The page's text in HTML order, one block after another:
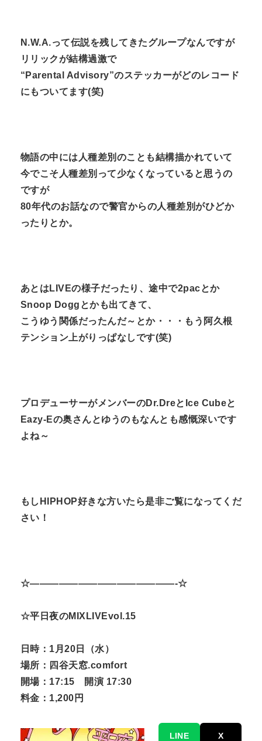
N.W.A.って伝説を残してきたグループなんですが
リリックが結構過激で
“Parental Advisory”のステッカーがどのレコード
にもついてます(笑)
物語の中には人種差別のことも結構描かれていて
今でこそ人種差別って少なくなっていると思うの
ですが
80年代のお話なので警官からの人種差別がひどか
ったりとか。
あとはLIVEの様子だったり、途中で2pacとか
Snoop Doggとかも出てきて、
こうゆう関係だったんだ～とか・・・もう阿久根
テンション上がりっぱなしです(笑)
プロデューサーがメンバーのDr.DreとIce Cubeと
Eazy-Eの奥さんとゆうのもなんとも感慨深いです
よね～
もしHIPHOP好きな方いたら是非ご覧になってくだ
さい！
☆———————————————-☆
☆平日夜のMIXLIVEvol.15
日時：1月20日（水）
場所：四谷天窓.comfort
開場：17:15 開演 17:30
料金：1,200円
LINE X